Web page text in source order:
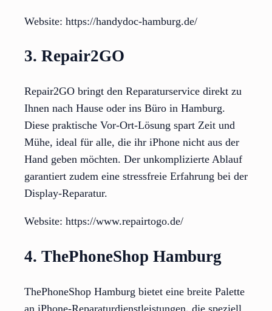
Website: https://handydoc-hamburg.de/
3. Repair2GO
Repair2GO bringt den Reparaturservice direkt zu
Ihnen nach Hause oder ins Büro in Hamburg.
Diese praktische Vor-Ort-Lösung spart Zeit und
Mühe, ideal für alle, die ihr iPhone nicht aus der
Hand geben möchten. Der unkomplizierte Ablauf
garantiert zudem eine stressfreie Erfahrung bei der
Display-Reparatur.
Website: https://www.repairtogo.de/
4. ThePhoneShop Hamburg
ThePhoneShop Hamburg bietet eine breite Palette